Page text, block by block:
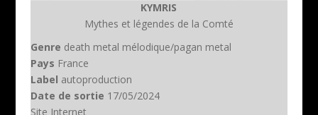
KYMRIS
Mythes et légendes de la Comté
Genre death metal mélodique/pagan metal
Pays France
Label autoproduction
Date de sortie 17/05/2024
Site Internet